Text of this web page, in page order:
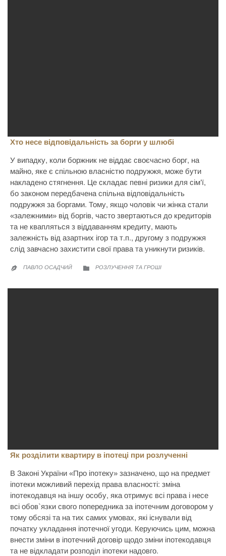
Хто несе відповідальність за борги у шлюбі
У випадку, коли боржник не віддає своєчасно борг, на
майно, яке є спільною власністю подружжя, може бути
накладено стягнення. Це складає певні ризики для сім’ї,
бо законом передбачена спільна відповідальність
подружжя за боргами. Тому, якщо чоловік чи жінка стали
«залежними» від боргів, часто звертаються до кредиторів
та не квапляться з віддаванням кредиту, мають
залежність від азартних ігор та т.п., другому з подружжя
слід завчасно захистити свої права та уникнути ризиків.
 ПАВЛО ОСАДЧИЙ  CATEGORY
РОЗЛУЧЕННЯ ТА ГРОШІ
Як розділити квартиру в іпотеці при розлученні
В Законі України «Про іпотеку» зазначено, що на предмет
іпотеки можливий перехід права власності: зміна
іпотекодавця на іншу особу, яка отримує всі права і несе
всі обов`язки свого попередника за іпотечним договором у
тому обсязі та на тих самих умовах, які існували від
початку укладання іпотечної угоди. Керуючись цим, можна
внести зміни в іпотечний договір щодо зміни іпотекодавця
та не відкладати розподіл іпотеки надовго.